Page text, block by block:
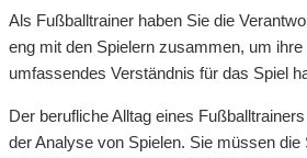
Als Fußballtrainer haben Sie die
eng mit den Spielern zusammen, um
umfassendes Verständnis für das Spiel
Der berufliche Alltag eines
der Analyse von Spielen. Sie müssen